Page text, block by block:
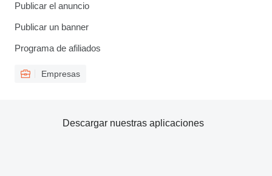
Publicar el anuncio
Publicar un banner
Programa de afiliados
Empresas
Descargar nuestras aplicaciones